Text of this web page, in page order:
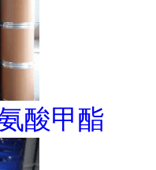
酸甲酯